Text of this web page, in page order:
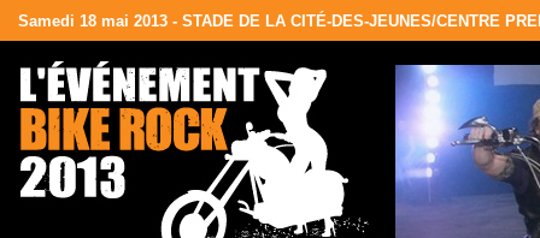
Samedi 18 mai 2013 - STADE DE LA CITÉ-DES-JEUNES/CENTRE